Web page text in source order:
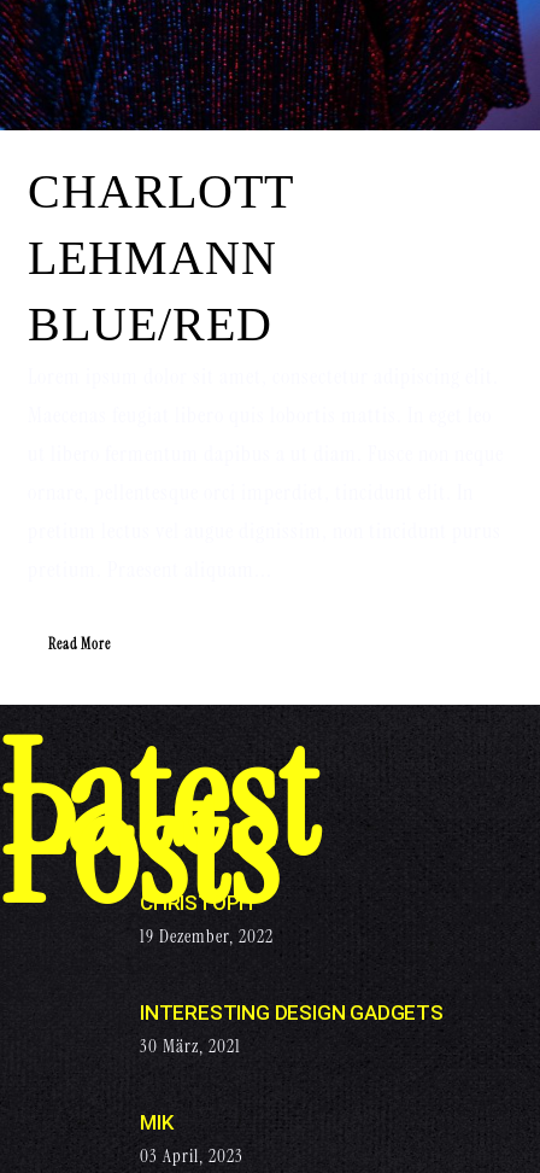
CHARLOTT
LEHMANN
BLUE/RED
Read More
Latest
Posts
CHRISTOPH
19 Dezember, 2022
INTERESTING DESIGN GADGETS
30 März, 2021
MIK
03 April, 2023